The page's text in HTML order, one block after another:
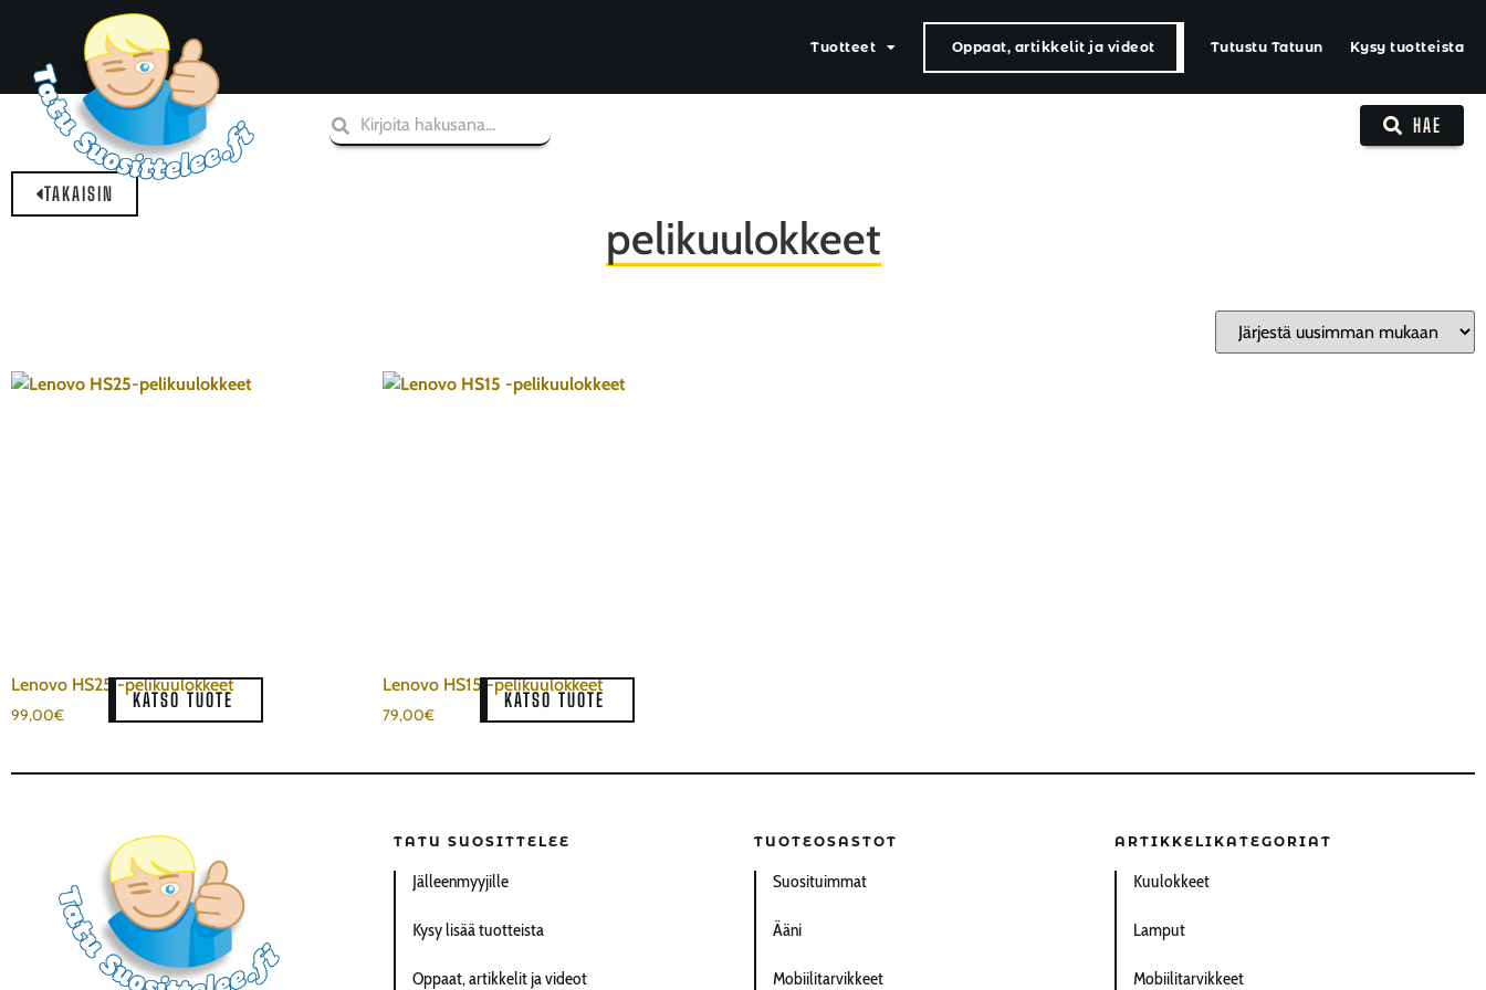
Tuotteet Oppaat, artikkelit ja videot Tutustu Tatuun Kysy tuotteista
HAE
TAKAISIN
pelikuulokkeet
Lenovo HS25 -pelikuulokkeet
99,00€
KATSO TUOTE
Lenovo HS15 -pelikuulokkeet
79,00€
KATSO TUOTE
TATU SUOSITTELEE
Jälleenmyyjille
Kysy lisää tuotteista
Oppaat, artikkelit ja videot
TUOTEOSASTOT
Suosituimmat
Ääni
Mobiilitarvikkeet
ARTIKKELIKATEGORIAT
Kuulokkeet
Lamput
Mobiilitarvikkeet